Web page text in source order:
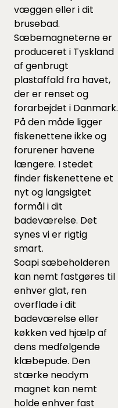
væggen eller i dit
brusebad.
Sæbemagneterne er
produceret i Tyskland
af genbrugt
plastaffald fra havet,
der er renset og
forarbejdet i Danmark.
På den måde ligger
fiskenettene ikke og
forurener havene
længere. I stedet
finder fiskenettene et
nyt og langsigtet
formål i dit
badeværelse. Det
synes vi er rigtig
smart.
Soapi sæbeholderen
kan nemt fastgøres til
enhver glat, ren
overflade i dit
badeværelse eller
køkken ved hjælp af
dens medfølgende
klæbepude. Den
stærke neodym
magnet kan nemt
holde enhver fast